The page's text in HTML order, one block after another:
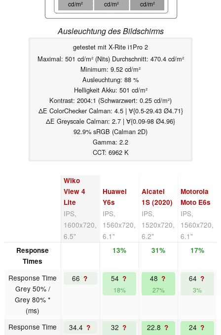
cd/m²
cd/m²
cd/m²
Ausleuchtung des Bildschirms
getestet mit X-Rite i1Pro 2
Maximal: 501 cd/m² (Nits) Durchschnitt: 470.4 cd/m²
Minimum: 9.52 cd/m²
Ausleuchtung: 88 %
Helligkeit Akku: 501 cd/m²
Kontrast: 2004:1 (Schwarzwert: 0.25 cd/m²)
ΔE ColorChecker Calman: 4.5 | ∀{0.5-29.43 Ø4.71}
ΔE Greyscale Calman: 2.7 | ∀{0.09-98 Ø4.96}
92.9% sRGB (Calman 2D)
Gamma: 2.2
CCT: 6962 K
Wiko
View 4
Lite
IPS,
1600x720,
6.5"
Huawei
Y6s
IPS,
1560x720,
6.1"
Alcatel
1S (2020)
IPS,
1520x720,
6.2"
Motorola
Moto E6s
IPS,
1560x720,
6.1"
Response
Times
13% 31% 17%
Response Time
Grey 50% /
Grey 80% *
(ms)
66 ? 54 ?
18%
48 ?
27%
64 ?
3%
Response Time
34.4 ? 32 ? 22.8 ? 24 ?